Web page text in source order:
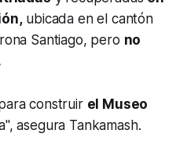
ubicada en el cantón
Santiago, pero no
construir el Museo
asegura Tankamash.